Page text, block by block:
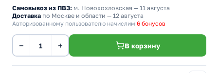
Самовывоз из ПВЗ: м. Новохохловская — 11 августа
Доставка по Москве и области — 12 августа
Авторизованному пользователю начислим 6 бонусов
− + В корзину